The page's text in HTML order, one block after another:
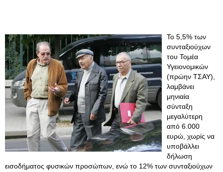
Το 5,5% των
συνταξιούχων
του Τομέα
Υγειονομικών
(πρώην ΤΣΑΥ),
λαμβάνει
μηνιαία
σύνταξη
μεγαλύτερη
από 6.000
ευρώ, χωρίς να
υποβάλλει
δήλωση
εισοδήματος φυσικών προσώπων, ενώ το 12% των συνταξιούχων